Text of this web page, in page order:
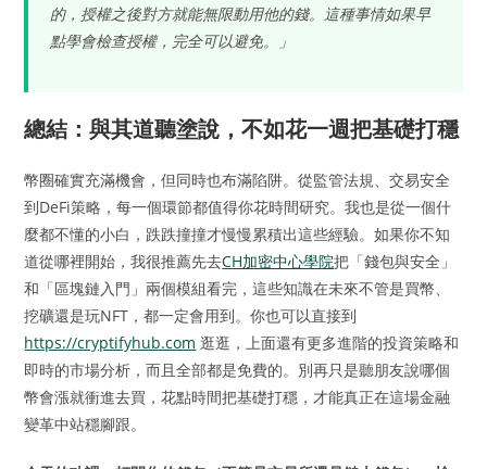
的，授權之後對方就能無限動用他的錢。這種事情如果早
點學會檢查授權，完全可以避免。」
總結：與其道聽塗說，不如花一週把基礎打穩
幣圈確實充滿機會，但同時也布滿陷阱。從監管法規、交易安全
到DeFi策略，每一個環節都值得你花時間研究。我也是從一個什
麼都不懂的小白，跌跌撞撞才慢慢累積出這些經驗。如果你不知
道從哪裡開始，我很推薦先去CH加密中心學院把「錢包與安全」
和「區塊鏈入門」兩個模組看完，這些知識在未來不管是買幣、
挖礦還是玩NFT，都一定會用到。你也可以直接到
https://cryptifyhub.com 逛逛，上面還有更多進階的投資策略和
即時的市場分析，而且全部都是免費的。別再只是聽朋友說哪個
幣會漲就衝進去買，花點時間把基礎打穩，才能真正在這場金融
變革中站穩腳跟。